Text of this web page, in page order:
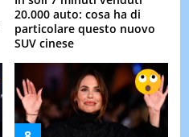
20.000 auto: cosa ha di
particolare questo nuovo
SUV cinese